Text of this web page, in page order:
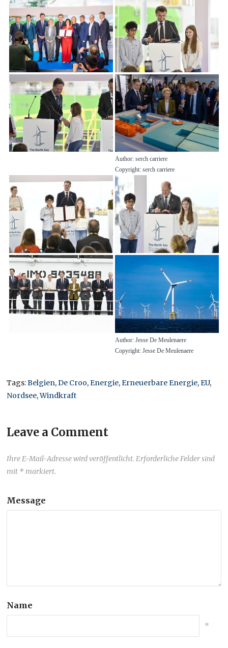
Author: serch carriere
Copyright: serch carriere
Author: Jesse De Meulenaere
Copyright: Jesse De Meulenaere
Tags:Belgien, De Croo,Energie,Erneuerbare Energie,EU,
Nordsee,Windkraft
Leave a Comment
Ihre E-Mail-Adresse wird veröffentlicht. Erforderliche Felder sind
mit * markiert.
Message
Name
*